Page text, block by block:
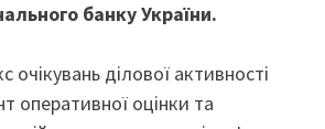
банку України.
очікувань ділової активності
оперативної оцінки та